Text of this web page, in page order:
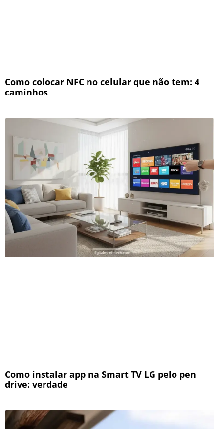
Como colocar NFC no celular que não tem: 4
caminhos
Como instalar app na Smart TV LG pelo pen
drive: verdade